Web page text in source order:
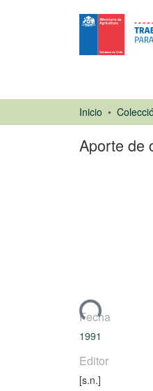
Inicio
Aporte de
Cargando...
Fecha
1991
Editor
[s.n.]